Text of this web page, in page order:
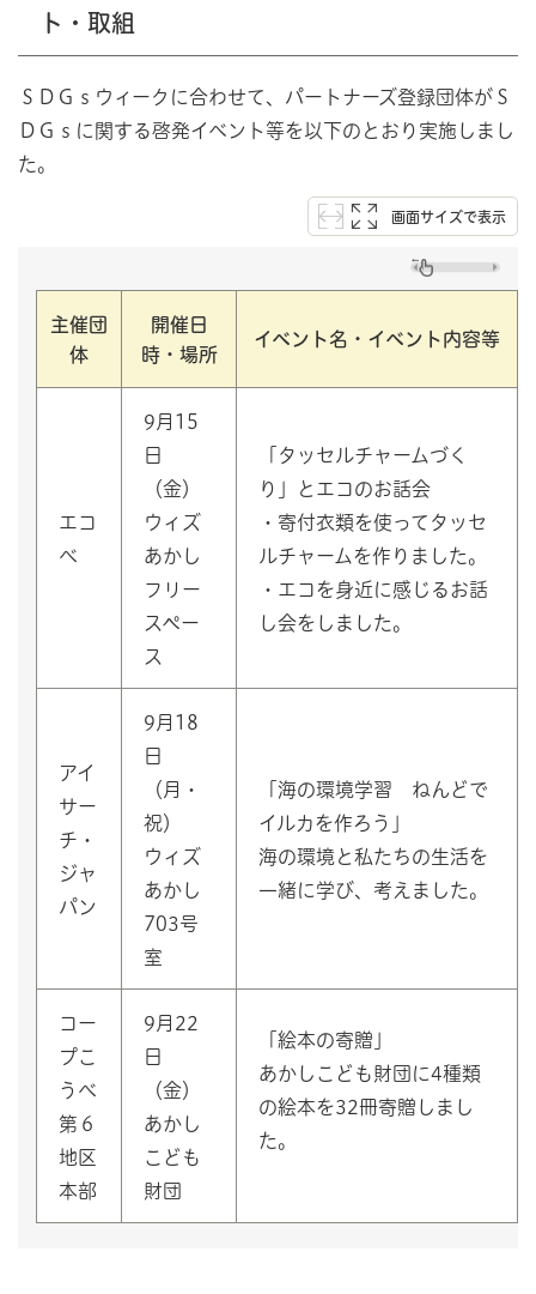
ト・取組
ＳＤＧｓウィークに合わせて、パートナーズ登録団体がＳ
ＤＧｓに関する啓発イベント等を以下のとおり実施しまし
た。
画面サイズで表示
主催団
体
開催日
時・場所
イベント名・イベント内容等
エコ
べ
9月15
日
（金）
ウィズ
あかし
フリー
スペー
ス
「タッセルチャームづく
り」とエコのお話会
・寄付衣類を使ってタッセ
ルチャームを作りました。
・エコを身近に感じるお話
し会をしました。
アイ
サー
チ・
ジャ
パン
9月18
日
（月・
祝）
ウィズ
あかし
703号
室
「海の環境学習 ねんどで
イルカを作ろう」
海の環境と私たちの生活を
一緒に学び、考えました。
コー
プこ
うべ
第６
地区
本部
9月22
日
（金）
あかし
こども
財団
「絵本の寄贈」
あかしこども財団に4種類
の絵本を32冊寄贈しまし
た。